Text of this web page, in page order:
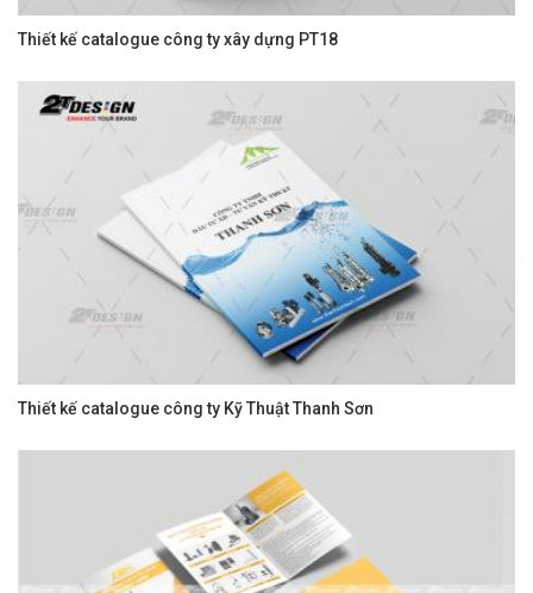
Thiết kế catalogue công ty xây dựng PT18
Thiết kế catalogue công ty Kỹ Thuật Thanh Sơn